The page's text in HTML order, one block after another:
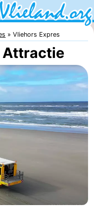
Vliehors Expres
Attractie